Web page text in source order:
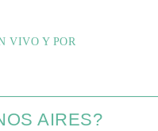
VIVO Y POR
AIRES?